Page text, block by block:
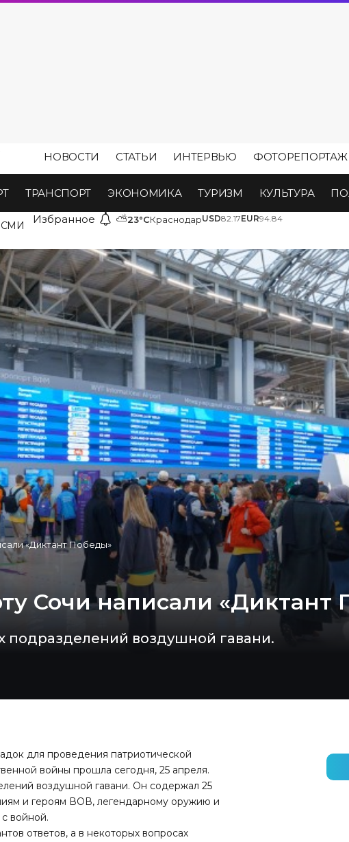
НОВОСТИ СТАТЬИ ИНТЕРВЬЮ ФОТОРЕПОРТАЖ
ТРАНСПОРТ ЭКОНОМИКА ТУРИЗМ КУЛЬТУРА
Избранное ⛅23°CКраснодарUSD82.17EUR94.84
«Диктант Победы»
Сочи написали «Диктант
подразделений воздушной гавани.
для проведения патриотической
войны прошла сегодня, 25 апреля.
воздушной гавани. Он содержал 25
и героям ВОВ, легендарному оружию и
войной.
ответов, а в некоторых вопросах